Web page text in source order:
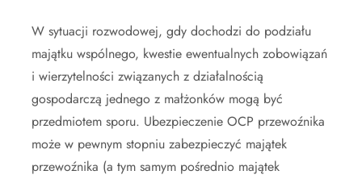
W sytuacji rozwodowej, gdy dochodzi do podziału
majątku wspólnego, kwestie ewentualnych zobowiązań
i wierzytelności związanych z działalnością
gospodarczą jednego z małżonków mogą być
przedmiotem sporu. Ubezpieczenie OCP przewoźnika
może w pewnym stopniu zabezpieczyć majątek
przewoźnika (a tym samym pośrednio majątek